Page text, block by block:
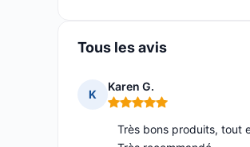
Tous les avis
K
Karen G.
Note : 5 sur 5
Très bons produits, tout